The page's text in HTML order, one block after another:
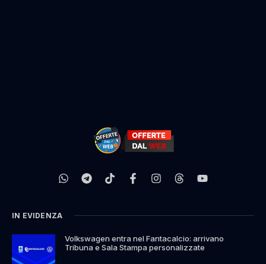
IN EVIDENZA
Volkswagen entra nel Fantacalcio: arrivano
Tribuna e Sala Stampa personalizzate